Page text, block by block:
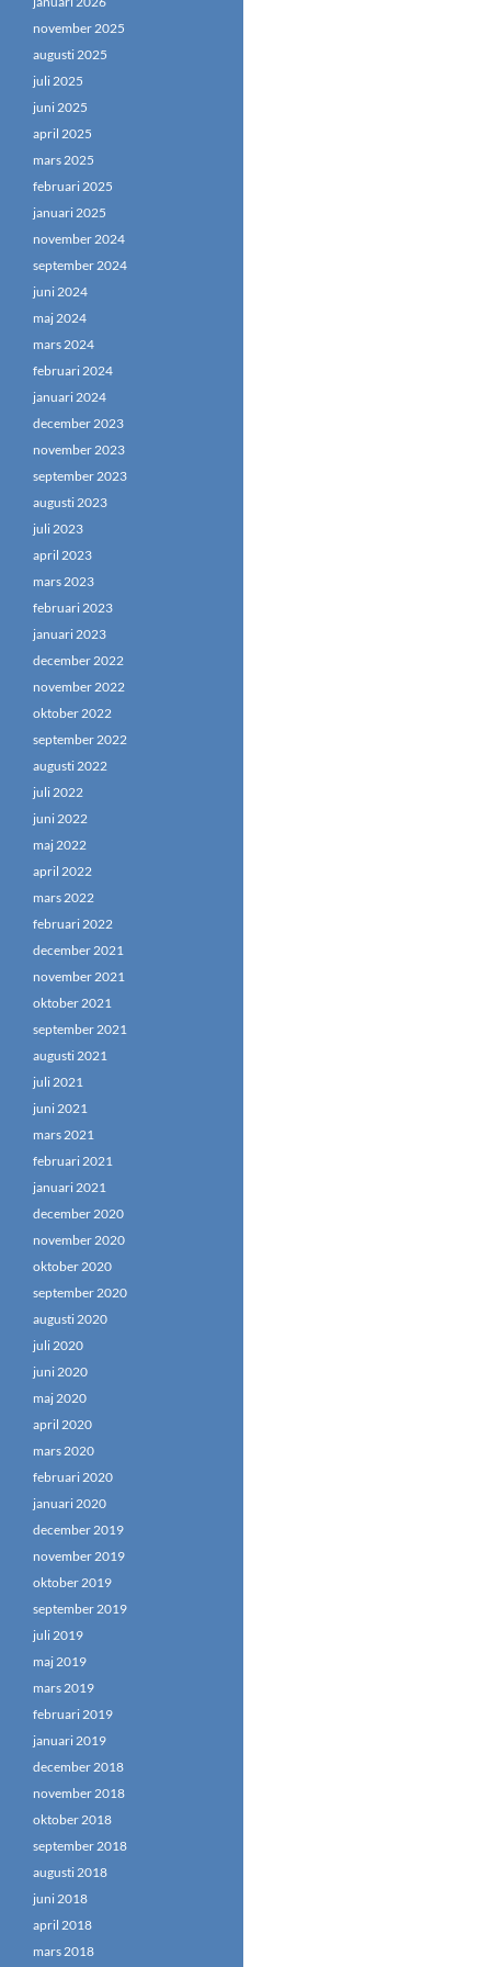
november 2025
augusti 2025
juli 2025
juni 2025
april 2025
mars 2025
februari 2025
januari 2025
november 2024
september 2024
juni 2024
maj 2024
mars 2024
februari 2024
januari 2024
december 2023
november 2023
september 2023
augusti 2023
juli 2023
april 2023
mars 2023
februari 2023
januari 2023
december 2022
november 2022
oktober 2022
september 2022
augusti 2022
juli 2022
juni 2022
maj 2022
april 2022
mars 2022
februari 2022
december 2021
november 2021
oktober 2021
september 2021
augusti 2021
juli 2021
juni 2021
mars 2021
februari 2021
januari 2021
december 2020
november 2020
oktober 2020
september 2020
augusti 2020
juli 2020
juni 2020
maj 2020
april 2020
mars 2020
februari 2020
januari 2020
december 2019
november 2019
oktober 2019
september 2019
juli 2019
maj 2019
mars 2019
februari 2019
januari 2019
december 2018
november 2018
oktober 2018
september 2018
augusti 2018
juni 2018
april 2018
mars 2018